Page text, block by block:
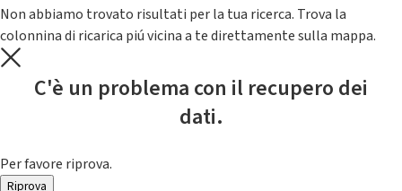
Non abbiamo trovato risultati per la tua ricerca. Trova la
colonnina di ricarica piú vicina a te direttamente sulla mappa.
C'è un problema con il recupero dei
dati.
Per favore riprova.
Riprova